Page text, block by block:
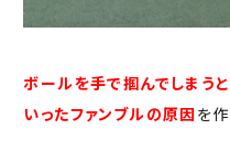
ボールを手で掴んでしまう
いったファンブルの原因を